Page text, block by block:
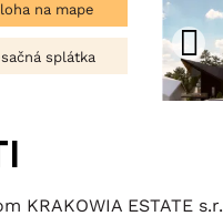
na mape
splátka
ESTATE